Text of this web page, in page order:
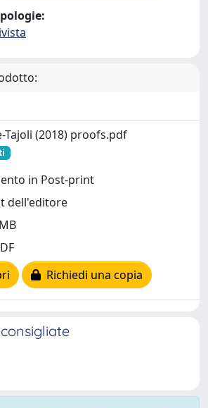
Tajoli (2018) proofs.pdf
in Post-print
dell'editore
Richiedi una copia